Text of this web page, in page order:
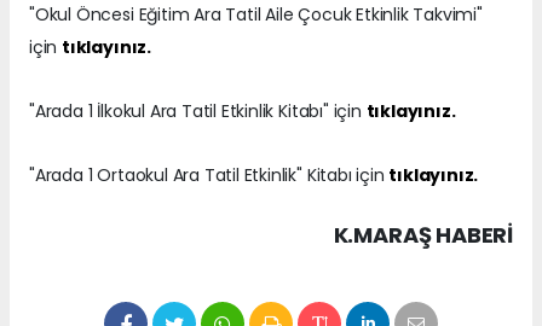
"Okul Öncesi Eğitim Ara Tatil Aile Çocuk Etkinlik Takvimi"
için tıklayınız.
"Arada 1 İlkokul Ara Tatil Etkinlik Kitabı" için tıklayınız.
"Arada 1 Ortaokul Ara Tatil Etkinlik" Kitabı için tıklayınız.
K.MARAŞ HABERİ